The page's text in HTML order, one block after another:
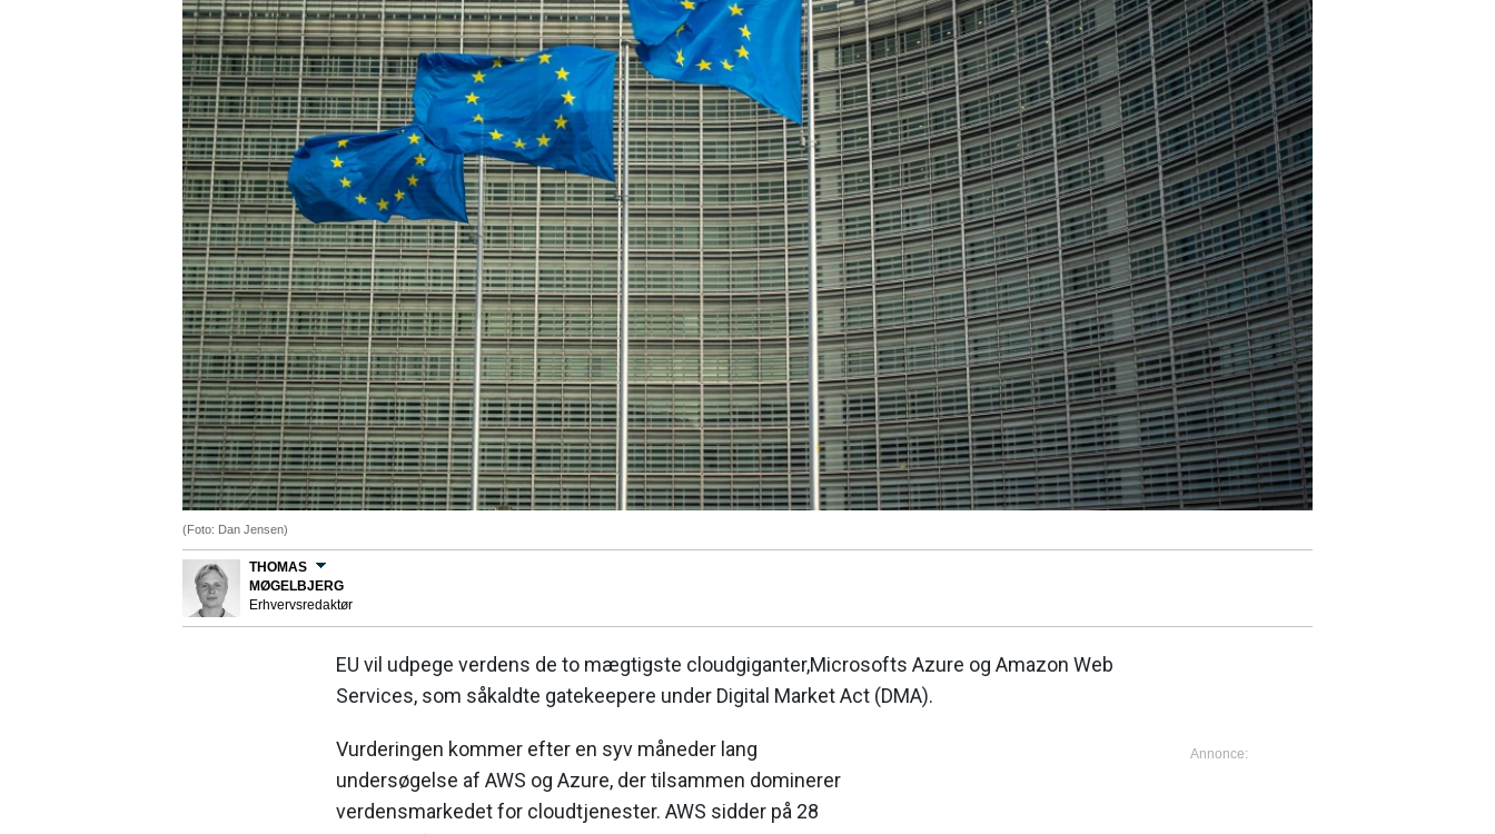
(Foto: Dan Jensen)
THOMAS
MØGELBJERG
Erhvervsredaktør
EU vil udpege verdens de to mægtigste cloudgiganter,Microsofts Azure og Amazon Web
Services, som såkaldte gatekeepere under Digital Market Act (DMA).
Vurderingen kommer efter en syv måneder lang
undersøgelse af AWS og Azure, der tilsammen dominerer
verdensmarkedet for cloudtjenester. AWS sidder på 28